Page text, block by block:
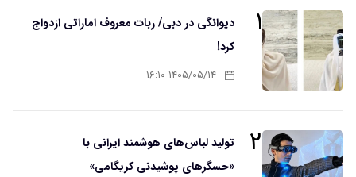
۱
دیوانگی در دبی/ ربات معروف اماراتی ازدواج
کرد!
۱۴۰۵/۰۵/۱۴ ۱۶:۱۰
۲
تولید لباس‌های هوشمند ایرانی با
«حسگرهای پوشیدنی کریگامی»